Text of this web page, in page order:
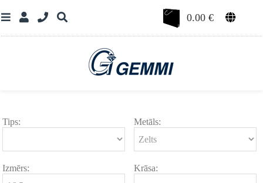
0.00€
Tips: Metāls:
Izmērs: Krāsa: